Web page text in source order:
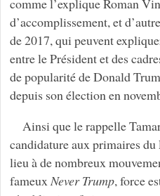
comme l’explique Roman
d’accomplissement, et
de 2017, qui peuvent
entre le Président et des
de popularité de Donald
depuis son élection en
Ainsi que le rappelle
candidature aux primaires
lieu à de nombreux
fameuxNever Trump, force